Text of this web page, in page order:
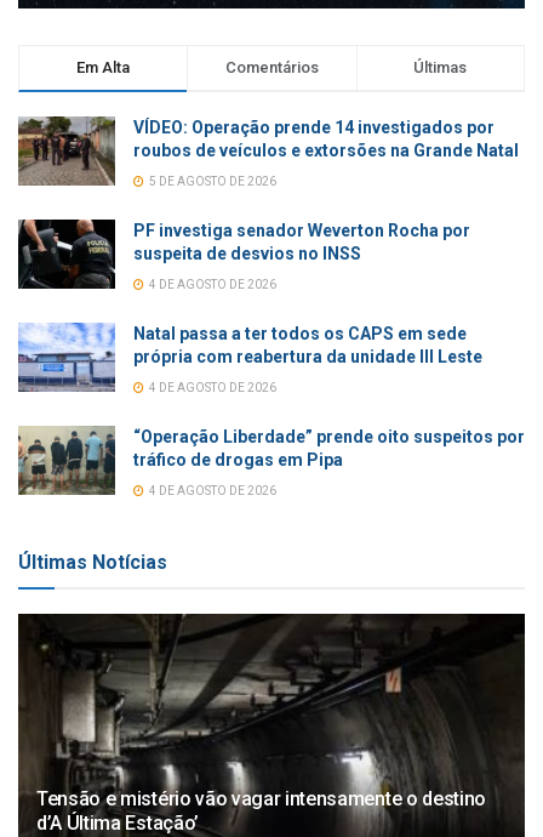
Em Alta Comentários Últimas
VÍDEO: Operação prende 14 investigados por
roubos de veículos e extorsões na Grande Natal
5 DE AGOSTO DE 2026
PF investiga senador Weverton Rocha por
suspeita de desvios no INSS
4 DE AGOSTO DE 2026
Natal passa a ter todos os CAPS em sede
própria com reabertura da unidade III Leste
4 DE AGOSTO DE 2026
“Operação Liberdade” prende oito suspeitos por
tráfico de drogas em Pipa
4 DE AGOSTO DE 2026
Últimas Notícias
Tensão e mistério vão vagar intensamente o destino
d’A Última Estação’